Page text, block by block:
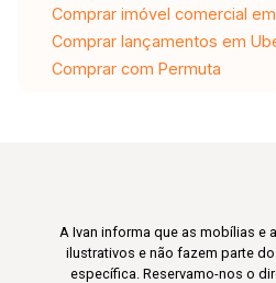
Comprar imóvel comercial
Comprar lançamentos em
Comprar com Permuta
A Ivan informa que as mobílias e
ilustrativos e não fazem parte
específica. Reservamo-nos o